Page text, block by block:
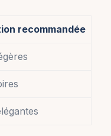
recommandée